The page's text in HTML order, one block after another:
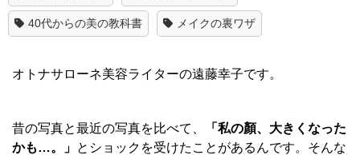
40代からの美の教科書 メイクの裏ワザ
オトナサローネ美容ライターの遠藤幸子です。
昔の写真と最近の写真を比べて、
「私の顏、大きくなった
かも…。」 とショックを受けたことがあるんです。そんな